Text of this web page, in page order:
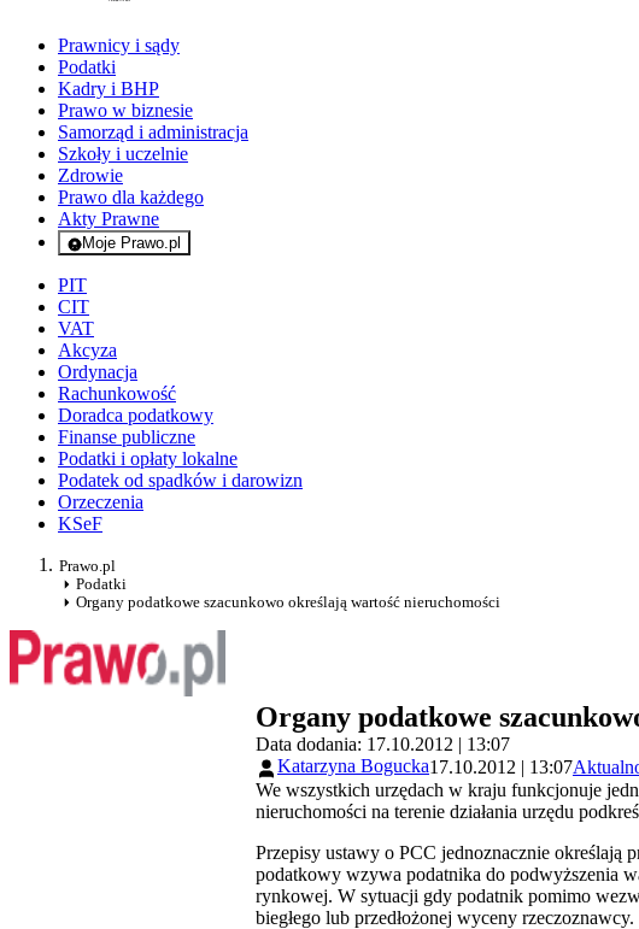
Prawnicy i sądy
Podatki
Kadry i BHP
Prawo w biznesie
Samorząd i administracja
Szkoły i uczelnie
Zdrowie
Prawo dla każdego
Akty Prawne
Moje Prawo.pl
- rejestracja i logowanie do serwisu
PIT
CIT
VAT
Akcyza
Ordynacja
Rachunkowość
Doradca podatkowy
Finanse publiczne
Podatki i opłaty lokalne
Podatek od spadków i darowizn
Orzeczenia
KSeF
Prawo.pl
Podatki
Organy podatkowe szacunkowo określają wartość nieruchomości
Organy podatkowe
Data dodania: 17.10.2012 | 13:07
Katarzyna Bogucka17.10.2012 | 13:07
We wszystkich urzędach w kraju funkcjonuje
nieruchomości na terenie działania urzędu
Przepisy ustawy o PCC jednoznacznie określają
podatkowy wzywa podatnika do podwyższenia
rynkowej. W sytuacji gdy podatnik pomimo
biegłego lub przedłożonej wyceny rzeczoznawcy.